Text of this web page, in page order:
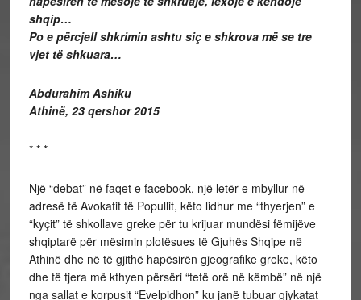
shqip…
Po e përcjell shkrimin ashtu siç e shkrova më se tre
vjet të shkuara…
Abdurahim Ashiku
Athinë, 23 qershor 2015
* * *
Një “debat” në faqet e facebook, një letër e mbyllur në
adresë të Avokatit të Popullit, këto lidhur me “thyerjen” e
“kyçit” të shkollave greke për tu krijuar mundësi fëmijëve
shqiptarë për mësimin plotësues të Gjuhës Shqipe në
Athinë dhe në të gjithë hapësirën gjeografike greke, këto
dhe të tjera më kthyen përsëri “tetë orë në këmbë” në një
nga sallat e korpusit “Evelpidhon” ku janë tubuar gjykatat